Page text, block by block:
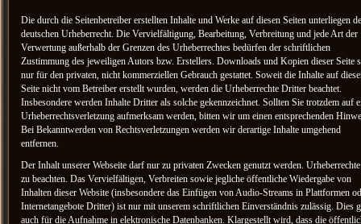
Die durch die Seitenbetreiber erstellten Inhalte und Werke auf diesen Seiten unterliegen
deutschen Urheberrecht. Die Vervielfältigung, Bearbeitung, Verbreitung und jede Art der
Verwertung außerhalb der Grenzen des Urheberrechtes bedürfen der schriftlichen
Zustimmung des jeweiligen Autors bzw. Erstellers. Downloads und Kopien dieser Seite
nur für den privaten, nicht kommerziellen Gebrauch gestattet. Soweit die Inhalte auf
Seite nicht vom Betreiber erstellt wurden, werden die Urheberrechte Dritter beachtet.
Insbesondere werden Inhalte Dritter als solche gekennzeichnet. Sollten Sie trotzdem auf
Urheberrechtsverletzung aufmerksam werden, bitten wir um einen entsprechenden
Bei Bekanntwerden von Rechtsverletzungen werden wir derartige Inhalte umgehend
entfernen.
Der Inhalt unserer Webseite darf nur zu privaten Zwecken genutzt werden.
zu beachten. Das Vervielfältigen, Verbreiten sowie jegliche öffentliche Wiedergabe von
Inhalten dieser Website (insbesondere das Einfügen von Audio-Streams in Plattformen
Internetangebote Dritter) ist nur mit unserem schriftlichen Einverständnis zulässig. Dies
auch für die Aufnahme in elektronische Datenbanken. Klargestellt wird, dass die